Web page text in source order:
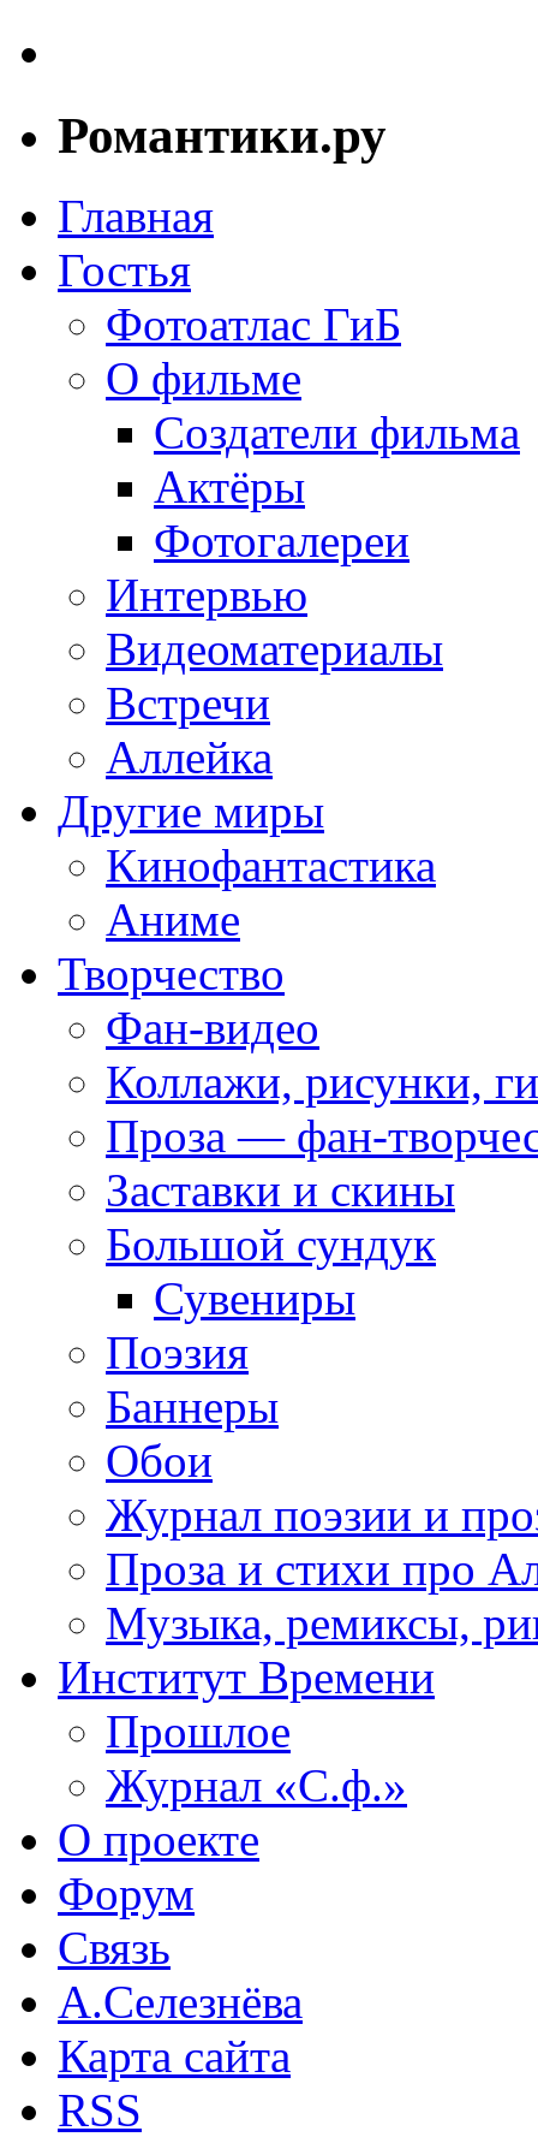
Романтики.ру
Главная
Гостья
Фотоатлас ГиБ
О фильме
Создатели фильма
Актёры
Фотогалереи
Интервью
Видеоматериалы
Встречи
Аллейка
Другие миры
Кинофантастика
Аниме
Творчество
Фан-видео
Коллажи, рисунки,
Проза — фан-
Заставки и скины
Большой сундук
Сувениры
Поэзия
Баннеры
Обои
Журнал поэзии и
Проза и стихи про
Музыка, ремиксы,
Институт Времени
Прошлое
Журнал «С.ф.»
О проекте
Форум
Связь
А.Селезнёва
Карта сайта
RSS